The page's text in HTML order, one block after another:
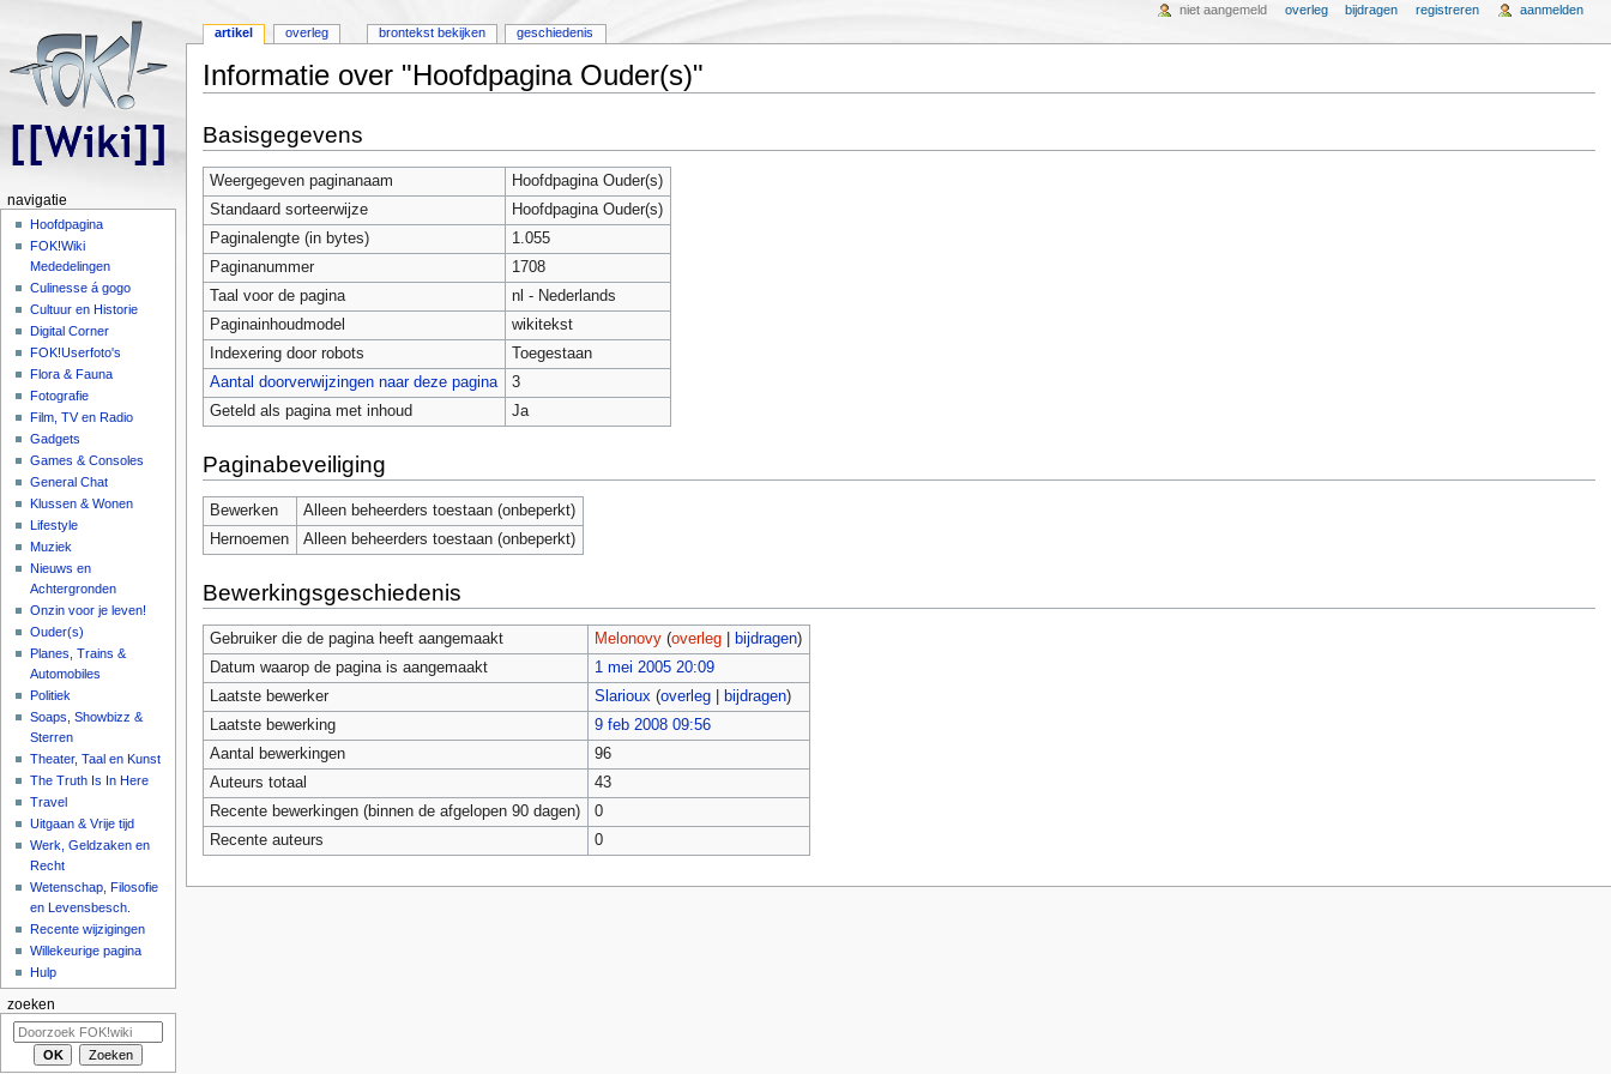
Informatie over "Hoofdpagina Ouder(s)"
Basisgegevens
Weergegeven paginanaam
Hoofdpagina Ouder(s)
Standaard sorteerwijze
Hoofdpagina Ouder(s)
Paginalengte (in bytes)
1.055
Paginanummer
1708
Taal voor de pagina
nl - Nederlands
Paginainhoudmodel
wikitekst
Indexering door robots
Toegestaan
Aantal doorverwijzingen naar deze pagina
3
Geteld als pagina met inhoud
Ja
Paginabeveiliging
Bewerken
Alleen beheerders toestaan (onbeperkt)
Hernoemen
Alleen beheerders toestaan (onbeperkt)
Bewerkingsgeschiedenis
Gebruiker die de pagina heeft aangemaakt Melonovy (overleg| bijdragen)
Datum waarop de pagina is aangemaakt
1 mei 2005 20:09
Laatste bewerker
Slarioux (overleg| bijdragen)
Laatste bewerking
9 feb 2008 09:56
Aantal bewerkingen
96
Auteurs totaal
43
Recente bewerkingen (binnen de afgelopen 90 dagen)
0
Recente auteurs
0
artikel overleg brontekst bekijken geschiedenis
niet aangemeld overleg bijdragen registreren aanmelden
navigatie
Hoofdpagina
FOK!Wiki
Mededelingen
Culinesse á gogo
Cultuur en Historie
Digital Corner
FOK!Userfoto's
Flora & Fauna
Fotografie
Film, TV en Radio
Gadgets
Games & Consoles
General Chat
Klussen & Wonen
Lifestyle
Muziek
Nieuws en
Achtergronden
Onzin voor je leven!
Ouder(s)
Planes, Trains &
Automobiles
Politiek
Soaps, Showbizz &
Sterren
Theater, Taal en Kunst
The Truth Is In Here
Travel
Uitgaan & Vrije tijd
Werk, Geldzaken en
Recht
Wetenschap, Filosofie
en Levensbesch.
Recente wijzigingen
Willekeurige pagina
Hulp
zoeken